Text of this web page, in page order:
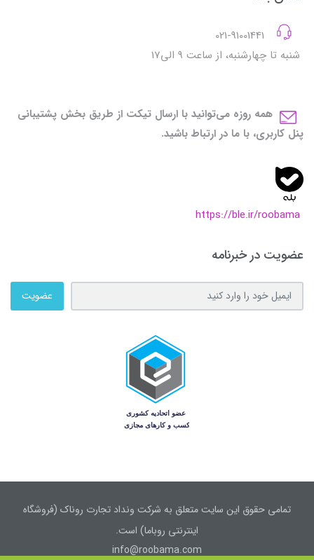
شنبه تا چهارشنبه، از ساعت 9 الی17
همه روزه می‌توانید با ارسال تیکت از طریق بخش پشتیبانی
پنل کاربری، با ما در ارتباط باشید.
https://ble.ir/roobama
عضویت در خبرنامه
عضویت
تمامی حقوق این سایت متعلق به شرکت ونداد تجارت روناک (فروشگاه
اینترنتی روباما) است.
info@roobama.com